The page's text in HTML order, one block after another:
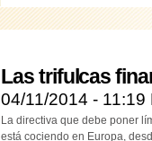
Las trifulcas
04/11/2014 - 11:19
La directiva que debe poner
está cociendo en Europa,